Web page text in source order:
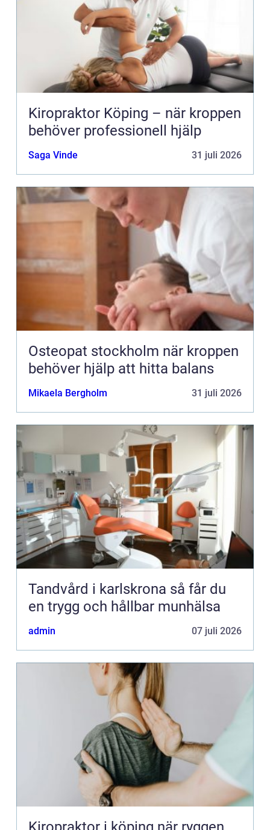
Kiropraktor Köping – när kroppen
behöver professionell hjälp
Saga Vinde 31 juli 2026
Osteopat stockholm när kroppen
behöver hjälp att hitta balans
Mikaela Bergholm 31 juli 2026
Tandvård i karlskrona så får du
en trygg och hållbar munhälsa
admin 07 juli 2026